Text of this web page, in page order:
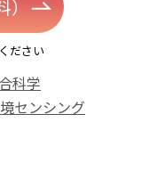
ださい
科学
センシング